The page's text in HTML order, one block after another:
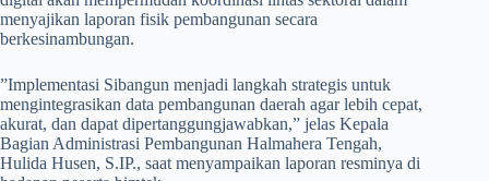
menyajikan laporan fisik pembangunan secara
berkesinambungan.
​”Implementasi Sibangun menjadi langkah strategis untuk
mengintegrasikan data pembangunan daerah agar lebih cepat,
akurat, dan dapat dipertanggungjawabkan,” jelas Kepala
Bagian Administrasi Pembangunan Halmahera Tengah,
Hulida Husen, S.IP., saat menyampaikan laporan resminya di